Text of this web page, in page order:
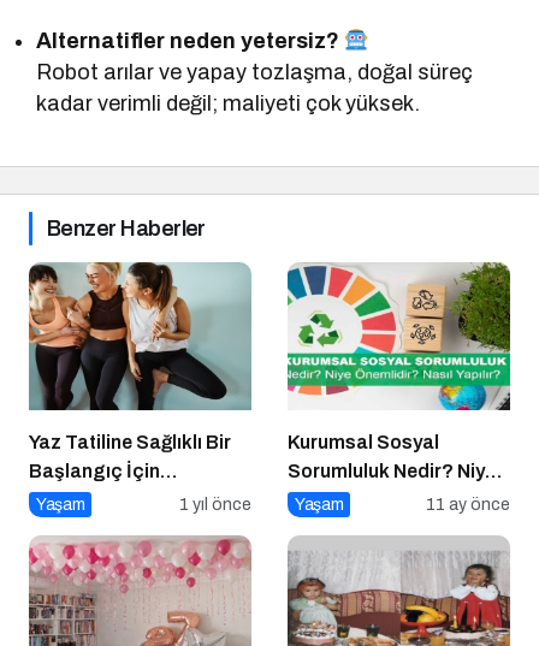
Alternatifler neden yetersiz?
Robot arılar ve yapay tozlaşma, doğal süreç
kadar verimli değil; maliyeti çok yüksek.
Benzer Haberler
Yaz Tatiline Sağlıklı Bir
Başlangıç İçin
Beslenme
Yaşam 1 yıl önce
Kurumsal Sosyal
Sorumluluk Nedir? Niye
Önemlidir? Kurumsal
Yapılır?
Yaşam 11 ay önce